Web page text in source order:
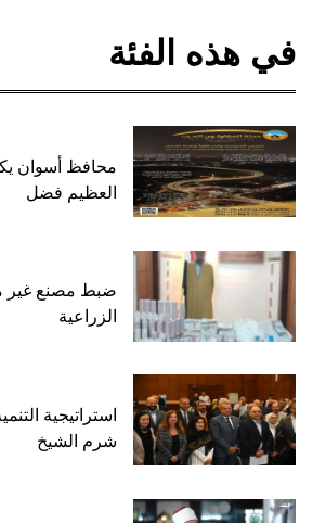
في هذه الفئة
محافظ أسوان
العظيم فضل
ضبط مصنع غير
الزراعية
استراتيجية
شرم الشيخ